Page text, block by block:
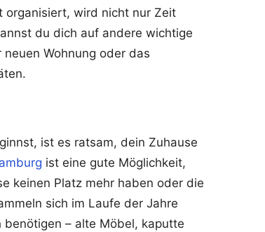
organisiert, wird nicht nur Zeit
du dich auf andere wichtige
Wohnung oder das
ist es ratsam, dein Zuhause
ist eine gute Möglichkeit,
keinen Platz mehr haben oder die
sich im Laufe der Jahre
– alte Möbel, kaputte